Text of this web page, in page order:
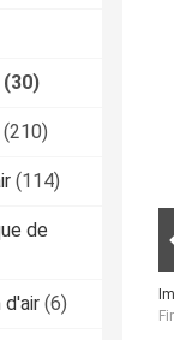
(30)
(210)
(114)
de
d'air (6)